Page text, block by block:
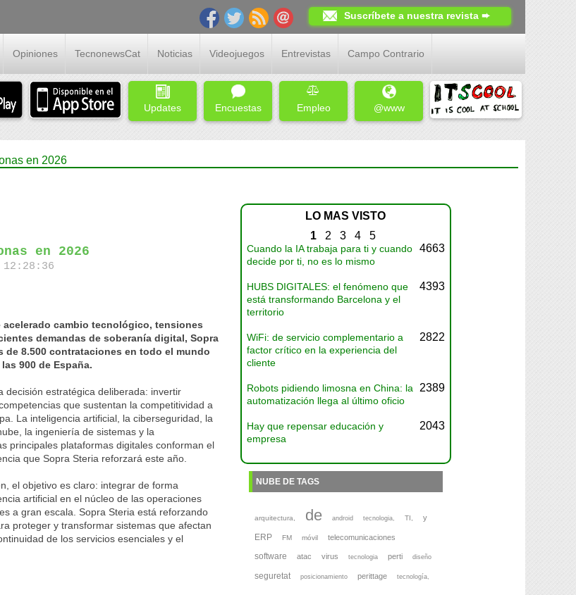
Suscríbete a nuestra revista ➨
Opiniones TecnonewsCat Noticias Videojuegos Entrevistas Campo Contrario
Updates Encuestas Empleo @www
en 2026
en 2026
acelerado cambio tecnológico, tensiones
demandas de soberanía digital, Sopra
de 8.500 contrataciones en todo el mundo
900 de España.
decisión estratégica deliberada: invertir
que sustentan la competitividad a
La inteligencia artificial, la ciberseguridad, la
la ingeniería de sistemas y la
principales plataformas digitales conforman el
que Sopra Steria reforzará este año.
el objetivo es claro: integrar de forma
artificial en el núcleo de las operaciones
a gran escala. Sopra Steria está reforzando
proteger y transformar sistemas que afectan
de los servicios esenciales y el
LO MAS VISTO
1 2 3 4 5
Cuando la IA trabaja para ti y cuando
decide por ti, no es lo mismo
4663
HUBS DIGITALES: el fenómeno que
está transformando Barcelona y el
territorio
4393
WiFi: de servicio complementario a
factor crítico en la experiencia del
cliente
2822
Robots pidiendo limosna en China: la
automatización llega al último oficio
2389
Hay que repensar educación y
empresa
2043
NUBE DE TAGS
arquitectura, de android tecnologia, TI, y
ERP FM móvil telecomunicaciones
software atac virus tecnologia perti diseño
seguretat posicionamiento perittage tecnología,